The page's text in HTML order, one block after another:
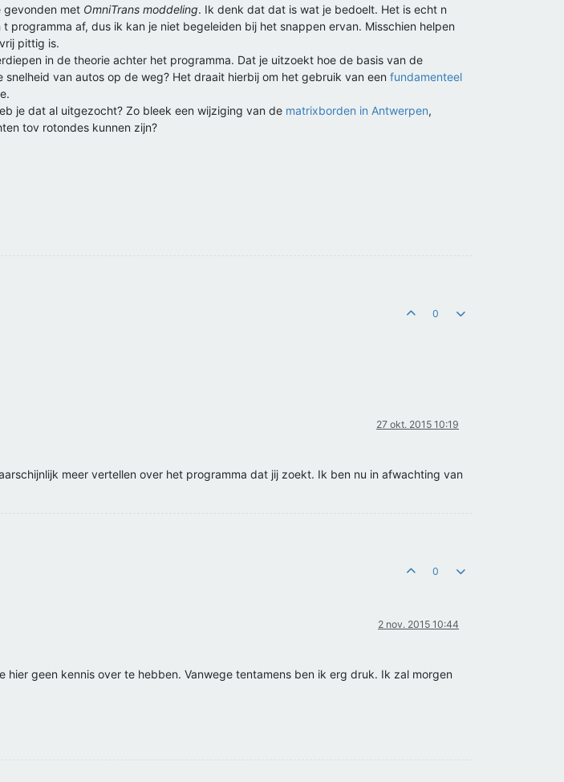
gevonden met OmniTrans moddeling. Ik denk dat dat is wat je bedoelt. Het is echt n
af, dus ik kan je niet begeleiden bij het snappen ervan. Misschien helpen
pittig is.
in de theorie achter het programma. Dat je uitzoekt hoe de basis van de
van autos op de weg? Het draait hierbij om het gebruik van een fundamenteel
je dat al uitgezocht? Zo bleek een wijziging van de matrixborden in Antwerpen,
tov rotondes kunnen zijn?
0
27 okt. 2015 10:19
meer vertellen over het programma dat jij zoekt. Ik ben nu in afwachting van
0
2 nov. 2015 10:44
geen kennis over te hebben. Vanwege tentamens ben ik erg druk. Ik zal morgen